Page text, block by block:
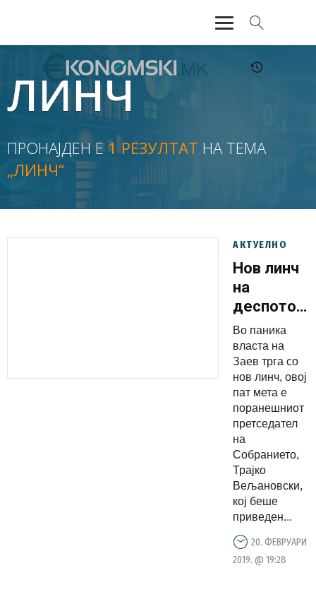
АКТУЕЛНО
ЕКОНОМИЈА
ФИНАНСИИ
БАНКАРСТВО
ЖИВОТ
ЛИНЧ
ПРОНАЈДЕН Е1 РЕЗУЛТАТ НА ТЕМА
„ЛИНЧ“
АКТУЕЛНО
Нов линч
на
деспотот
Заев,
приведен
Трајко
поради
наводен
тероризам
Во паника
власта на
Заев трга со
нов линч, овој
пат мета е
поранешниот
претседател
на
Собранието,
Трајко
Вељановски,
кој беше
приведен...
20. ФЕВРУАРИ
2019. @ 19:28